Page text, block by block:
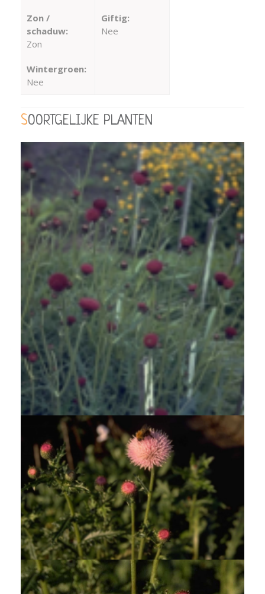
Zon /
schaduw:
Zon
Wintergroen:
Nee
Giftig:
Nee
SOORTGELIJKE PLANTEN
Beekdistel
Cirsium rivulare 'Atropurpureum'